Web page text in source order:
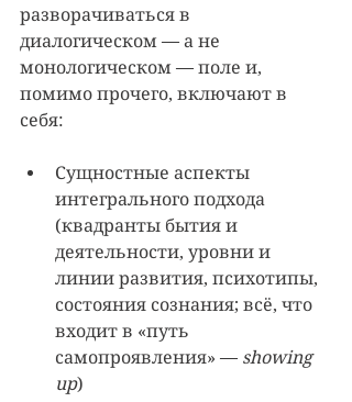
разворачиваться в
диалогическом — а не
монологическом — поле и,
помимо прочего, включают в
себя:
Сущностные аспекты
интегрального подхода
(квадранты бытия и
деятельности, уровни и
линии развития, психотипы,
состояния сознания; всё, что
входит в «путь
самопроявления» — showing
up)